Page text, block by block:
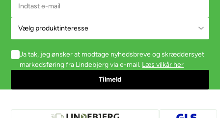
Ja tak, jeg ønsker at modtage nyhedsbreve og skræddersyet
markedsføring fra Lindebjerg via e-mail. Læs vilkår her